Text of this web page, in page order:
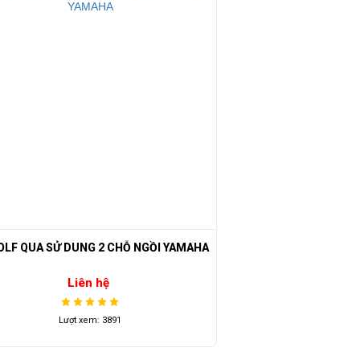
QUA SỬ DUNG 2 CHỖ NGỒI YAMAHA
Liên hệ
Lượt xem: 3891